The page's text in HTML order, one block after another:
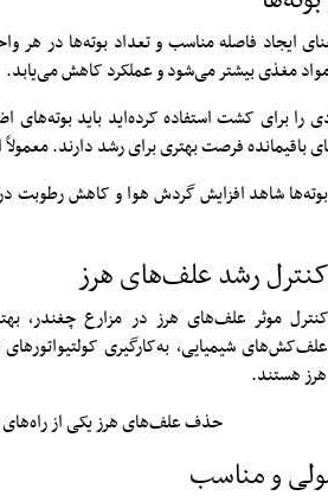
ایجاد فاصله مناسب و تعداد بوته‌ها در
مغذی بیشتر می‌شود و عملکرد کاهش می‌یابد.
باقیمانده فرصت بهتری برای رشد دارند.
شاهد افزایش گردش هوا و کاهش رطوبت
رشد علف‌های هرز
موثر علف‌های هرز در مزارع چغندر،
علف‌کش‌های شیمیایی، به‌کارگیری
هستند.
و مناسب